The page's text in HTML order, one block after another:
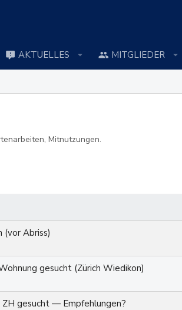
AKTUELLES MITGLIEDER
Mitnutzungen.
(vor Abriss)
gesucht (Zürich Wiedikon)
ZH gesucht — Empfehlungen?